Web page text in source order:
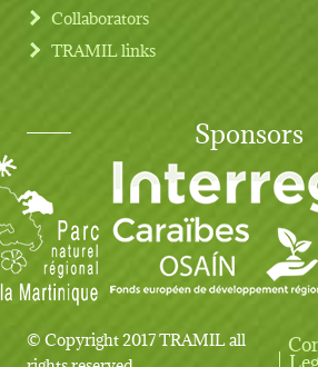
Collaborators
TRAMIL links
Sponsors
© Copyright 2017 TRAMIL all